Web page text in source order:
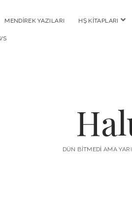
MENDIREK YAZILARI HŞ KITAPLARI
DÜN BITMEDI AMA